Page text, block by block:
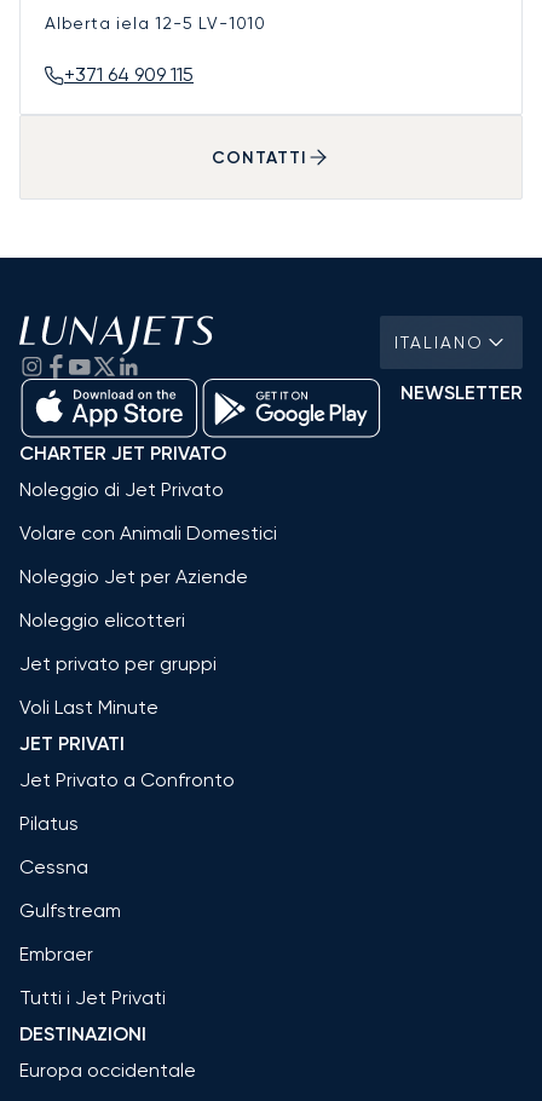
Alberta iela 12-5 LV-1010
+371 64 909 115
CONTATTI
ITALIANO
NEWSLETTER
CHARTER JET PRIVATO
Noleggio di Jet Privato
Volare con Animali Domestici
Noleggio Jet per Aziende
Noleggio elicotteri
Jet privato per gruppi
Voli Last Minute
JET PRIVATI
Jet Privato a Confronto
Pilatus
Cessna
Gulfstream
Embraer
Tutti i Jet Privati
DESTINAZIONI
Europa occidentale